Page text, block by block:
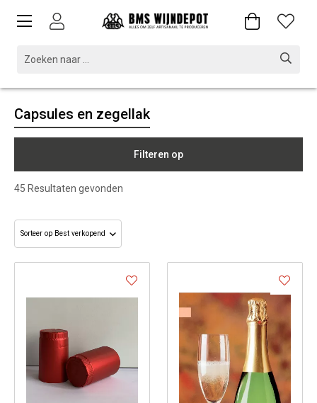
Capsules en zegellak
Filteren op
45 Resultaten gevonden